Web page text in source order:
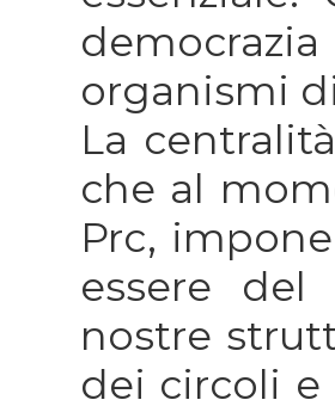
organismi
La
che al
Prc,
essere
nostre
dei circoli e